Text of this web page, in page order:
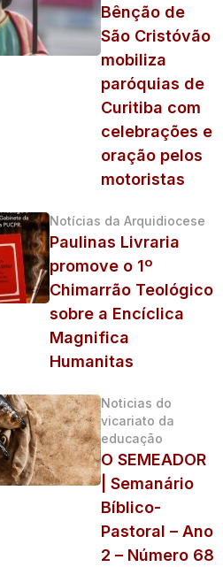
Bênção de
São Cristóvão
mobiliza
paróquias de
Curitiba com
celebrações e
oração pelos
motoristas
Notícias da Arquidiocese
Paulinas Livraria
promove o 1º
Chimarrão Teológico
sobre a Encíclica
Magnifica
Humanitas
Noticias do
vicariato da
educação
O SEMEADOR
| Semanário
Bíblico-
Pastoral – Ano
2 – Número 68